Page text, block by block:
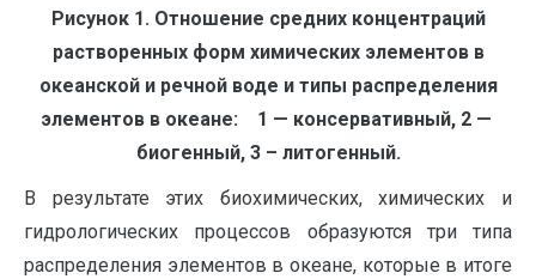
Рисунок 1. Отношение средних концентраций
растворенных форм химических элементов в
океанской и речной воде и типы распределения
элементов в океане: 1 — консервативный, 2 —
биогенный, 3 – литогенный.
В результате этих биохимических, химических и
гидрологических процессов образуются три типа
распределения элементов в океане, которые в итоге